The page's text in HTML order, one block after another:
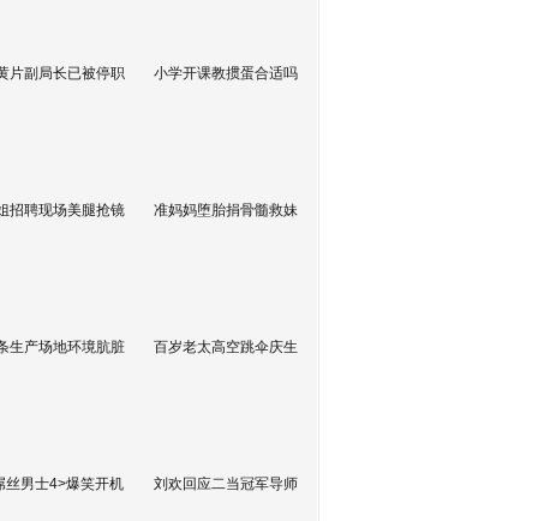
片副局长已被停职 小学开课教掼蛋合适吗
招聘现场美腿抢镜 准妈妈堕胎捐骨髓救妹
生产场地环境肮脏 百岁老太高空跳伞庆生
丝男士4>爆笑开机 刘欢回应二当冠军导师